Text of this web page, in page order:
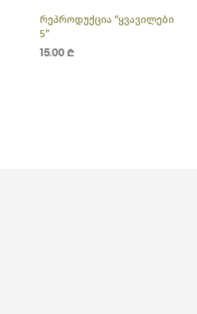
რეპროდუქცია “ყვავილები
5”
15.00 ₾